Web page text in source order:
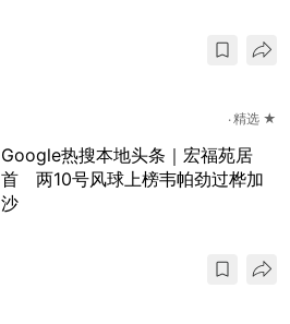
精选 ★
Google热搜本地头条｜宏福苑居
首 两10号风球上榜韦帕劲过桦加
沙